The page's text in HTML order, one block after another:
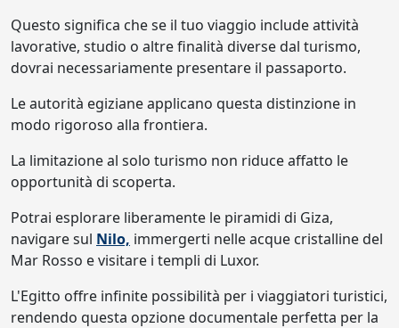
Questo significa che se il tuo viaggio include attività
lavorative, studio o altre finalità diverse dal turismo,
dovrai necessariamente presentare il passaporto.
Le autorità egiziane applicano questa distinzione in
modo rigoroso alla frontiera.
La limitazione al solo turismo non riduce affatto le
opportunità di scoperta.
Potrai esplorare liberamente le piramidi di Giza,
navigare sul Nilo, immergerti nelle acque cristalline del
Mar Rosso e visitare i templi di Luxor.
L'Egitto offre infinite possibilità per i viaggiatori turistici,
rendendo questa opzione documentale perfetta per la